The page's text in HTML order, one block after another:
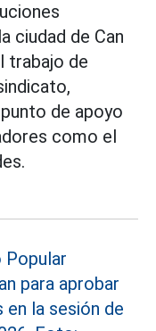
ciudad de Can
trabajo de
de apoyo
como el